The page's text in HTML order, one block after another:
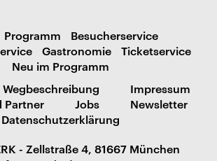
Programm
Besucherservice
Gastronomie
Ticketservice
Neu im Programm
Wegbeschreibung
Impressum
Partner
Jobs
Newsletter
Datenschutzerklärung
- Zellstraße 4, 81667 München